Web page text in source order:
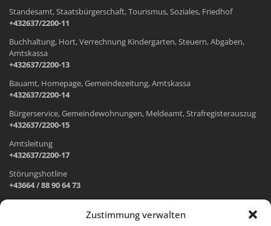
Zustimmung verwalten
Standesamt, Staatsbürgerschaft, Tourismus, Soziales, Friedhof
+432637/2200-11
Buchhaltung, Hort, Verrechnung Kindergarten, Steuern, Abgaben,
Amtskassa
+432637/2200-13
Bauamt, Homepage, Gemeindezeitung, Amtskassa
+432637/2200-14
Bürgerservice, Gemeindewohnungen, Meldeamt, Strafregisterauszug
+432637/2200-15
Amtsleitung
+432637/2200-17
Störungshotline
+43664 / 88 90 64 73